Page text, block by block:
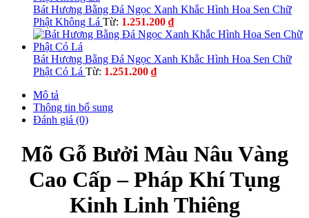
3.603.500 ₫.là:
Bát Hương Bằng Đá Ngọc Xanh Khắc Hình Hoa Sen Chữ
Phật Không Lá Từ: 1.251.200 ₫
Bát Hương Bằng Đá Ngọc Xanh Khắc Hình Hoa Sen Chữ
Phật Có Lá Từ: 1.251.200 ₫
Mô tả
Thông tin bổ sung
Đánh giá (0)
Mõ Gỗ Bưởi Màu Nâu Vàng
Cao Cấp – Pháp Khí Tụng
Kinh Linh Thiêng